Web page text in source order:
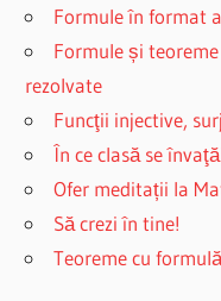
Formule în format
Formule și
rezolvate
Funcţii injective,
În ce clasă se
Ofer meditații la
Să crezi în tine!
Teoreme cu